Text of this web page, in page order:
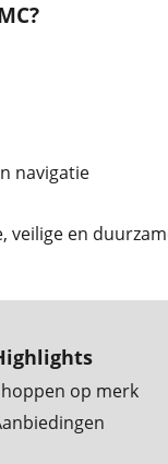
navigatie
veilige en
op merk